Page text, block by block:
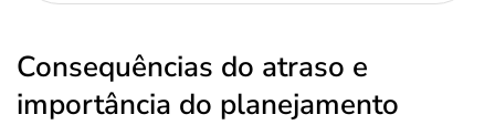
Consequências do atraso e
importância do planejamento